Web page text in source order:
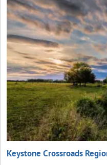
Keystone Crossroads